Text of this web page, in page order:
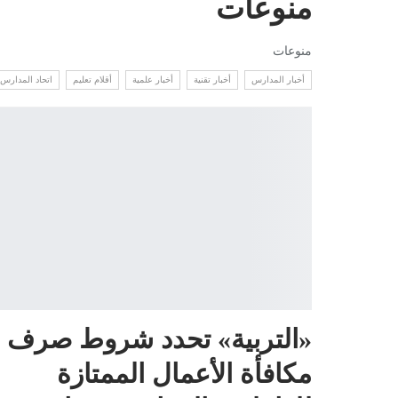
منوعات
منوعات
أخبار المدارس أخبار تقنية أخبار علمية أقلام تعليم اتحاد
«التربية» تحدد شروط صرف
مكافأة الأعمال الممتازة